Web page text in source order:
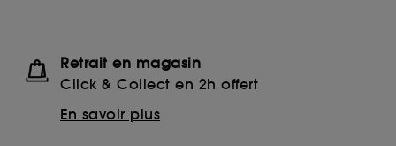
Retrait en magasin
Click & Collect en 2h offert
En savoir plus